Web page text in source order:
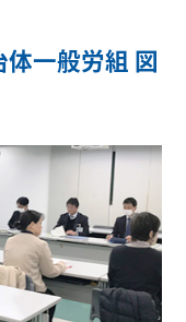
一般労組 図